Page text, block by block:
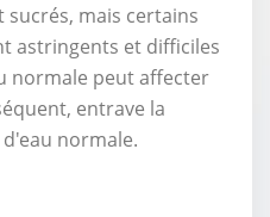
sucrés, mais certains
astringents et difficiles
normale peut affecter
entrave la
normale.